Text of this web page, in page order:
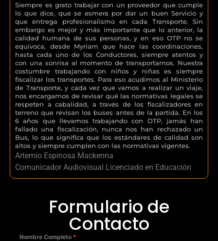
Siempre es grato trabajar con un proveedor que cumple
lo que dice, que se esmera por dar un buen Servicio y
que entrega profesionalismo en cada Transporte. Sin
embargo es mejor y más importante que lo anterior, la
calidad humana de sus personas, y en eso OTP no se
equivoca, desde Myriam que hace las coordinaciones,
hasta cada uno de los Conductores, siempre atentos y
con una sonrisa al momento de transportarnos. Nuestra
costumbre trabajando con niños y niñas es siempre
fiscalizar los transportes. Para eso acudimos al Ministerio
de Transporte, y cada vez que vamos a realizar un viaje,
nos encargamos de revisar qué las normativas legales se
respeten a cabalidad, a través de los fiscalizadores en
terreno que revisan los buses antes de la partida. En los
6 años que llevamos trabajando con OTP, jamás han
fallado una fiscalización, nunca nos han rechazado un
Bus, lo que significa que los estándares de calidad son
altos y siempre cumplen con las normativas vigentes.
Artemio Espinosa Mackenna
Comunicador Audiovisual Licenciado en Educación
Formulario de
Contacto
Nombre Completo *